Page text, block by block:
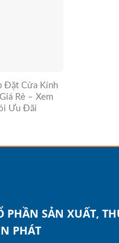
Đặt Cửa Kính
Rẻ – Xem
Ưu Đãi
PHẦN SẢN XUẤT,
PHÁT